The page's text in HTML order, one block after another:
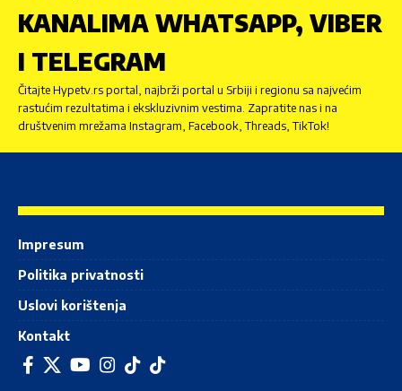
KANALIMA WHATSAPP, VIBER
I TELEGRAM
Čitajte Hypetv.rs portal, najbrži portal u Srbiji i regionu sa najvećim
rastućim rezultatima i ekskluzivnim vestima. Zapratite nas i na
društvenim mrežama Instagram, Facebook, Threads, TikTok!
Impresum
Politika privatnosti
Uslovi korištenja
Kontakt